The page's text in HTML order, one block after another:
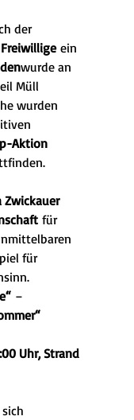
der
ein
wurde an
Müll
wurden
Aktion
Zwickauer
für
für
–
Uhr, Strand